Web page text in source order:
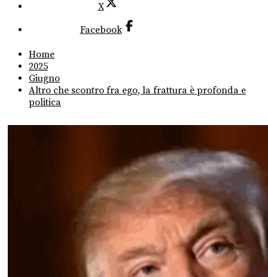
X
Facebook
Home
2025
Giugno
Altro che scontro fra ego, la frattura è profonda e
politica